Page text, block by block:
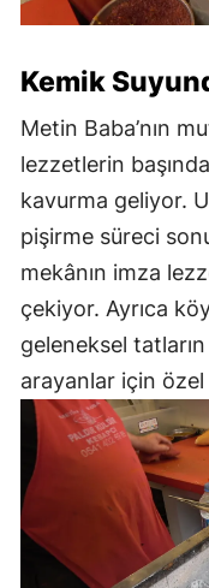
Kemik
Metin Baba’nın
lezzetlerin
kavurma geliyor.
pişirme süreci
mekânın imza
çekiyor. Ayrıca
geleneksel
arayanlar için özel